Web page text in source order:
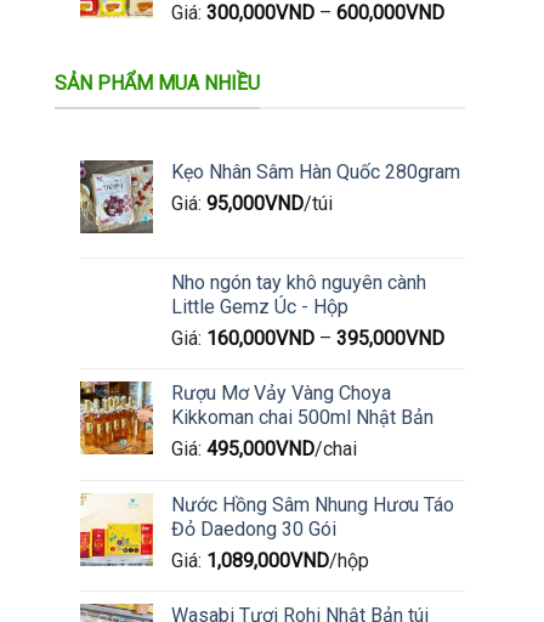
Giá: 300,000VND– 600,000VND
SẢN PHẨM MUA NHIỀU
Kẹo Nhân Sâm Hàn Quốc 280gram
Giá: 95,000VND/túi
Nho ngón tay khô nguyên cành
Little Gemz Úc - Hộp
Giá: 160,000VND– 395,000VND
Rượu Mơ Vảy Vàng Choya
Kikkoman chai 500ml Nhật Bản
Giá: 495,000VND/chai
Nước Hồng Sâm Nhung Hươu Táo
Đỏ Daedong 30 Gói
Giá: 1,089,000VND/hộp
Wasabi Tươi Rohi Nhật Bản túi